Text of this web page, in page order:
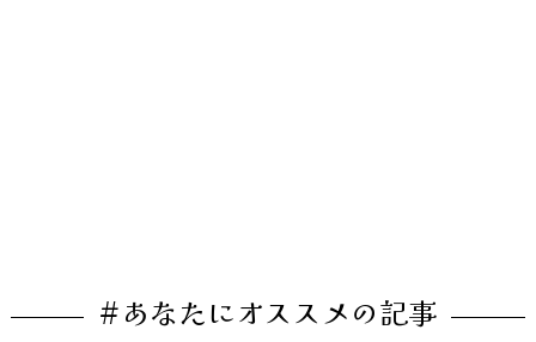
#あなたにオススメの記事